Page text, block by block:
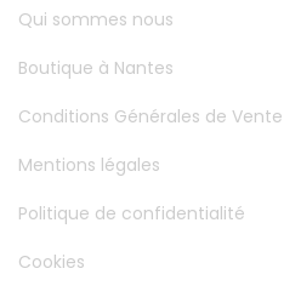
Qui sommes nous
Boutique à Nantes
Conditions Générales de Vente
Mentions légales
Politique de confidentialité
Cookies